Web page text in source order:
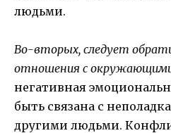
людьми.
Во-вторых, следует
отношения с
негативная
быть связана с
другими людьми.